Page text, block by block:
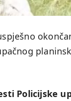
Policijske